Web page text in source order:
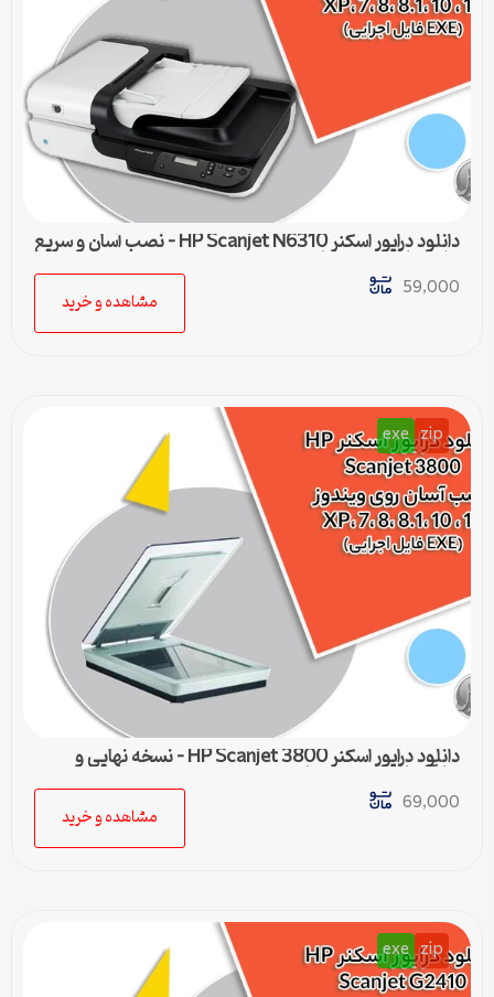
دانلود درایور اسکنر HP Scanjet N6310 – نصب آسان و سریع
59,000
مشاهده و خرید
zip
exe
دانلود درایور اسکنر HP Scanjet 3800 – نسخه نهایی و
69,000
مشاهده و خرید
zip
exe